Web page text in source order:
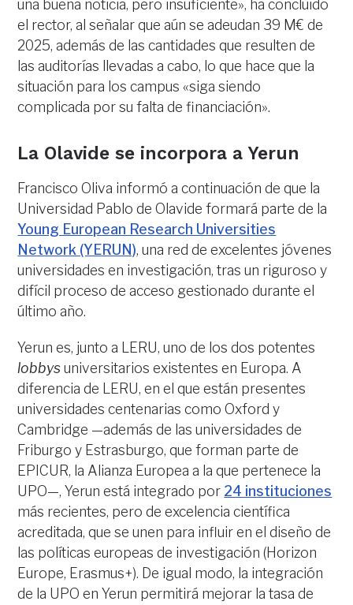
una buena noticia, pero insuficiente», ha concluido
el rector, al señalar que aún se adeudan 39 M€ de
2025, además de las cantidades que resulten de
las auditorías llevadas a cabo, lo que hace que la
situación para los campus «siga siendo
complicada por su falta de financiación».
La Olavide se incorpora a Yerun
Francisco Oliva informó a continuación de que la
Universidad Pablo de Olavide formará parte de la
Young European Research Universities
Network (YERUN), una red de excelentes jóvenes
universidades en investigación, tras un riguroso y
difícil proceso de acceso gestionado durante el
último año.
Yerun es, junto a LERU, uno de los dos potentes
lobbysuniversitarios existentes en Europa. A
diferencia de LERU, en el que están presentes
universidades centenarias como Oxford y
Cambridge —además de las universidades de
Friburgo y Estrasburgo, que forman parte de
EPICUR, la Alianza Europea a la que pertenece la
UPO—, Yerun está integrado por 24 instituciones
más recientes, pero de excelencia científica
acreditada, que se unen para influir en el diseño de
las políticas europeas de investigación (Horizon
Europe, Erasmus+). De igual modo, la integración
de la UPO en Yerun permitirá mejorar la tasa de